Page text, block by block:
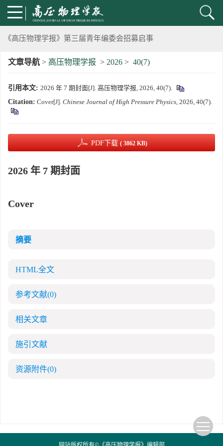
通知
《高压物理学报》第三届青年编委会招募启事
第五届高压科学卓越青年学者评选通知
2024年度《高压物理学报》优秀审稿人评选结果
2024年上海光源同步辐射大压机实验技术培训班通知
《高压物理学报》将于2025年1月由双月刊变更为月刊
动载下材料物性机器学习与高通量研究专刊征稿启事
第十四届全国爆炸力学学术会议 第二轮通知
第二十一届中国高压科学学术会议第一轮通知
通知
《高压物理学报》第三届青年编委会招募启事
文章导航 > 高压物理学报 > 2026 > 40(7)
引用本文: 2026 年 7 期封面[J]. 高压物理学报, 2026, 40(7).
Citation: Cover[J]. Chinese Journal of High Pressure Physics, 2026, 40(7).
PDF下载 ( 3862 KB)
2026 年 7 期封面
Cover
摘要
HTML全文
参考文献(0)
相关文章
施引文献
资源附件(0)